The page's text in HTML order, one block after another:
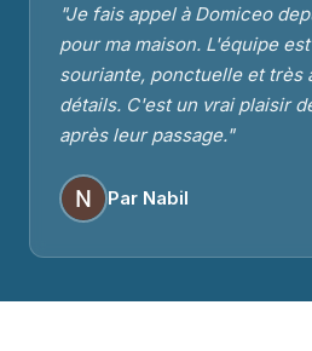
"Je fais appel à Domiceo
pour ma maison. L'équipe
souriante, ponctuelle et très
détails. C'est un vrai plaisir
après leur passage."
Par Nabil